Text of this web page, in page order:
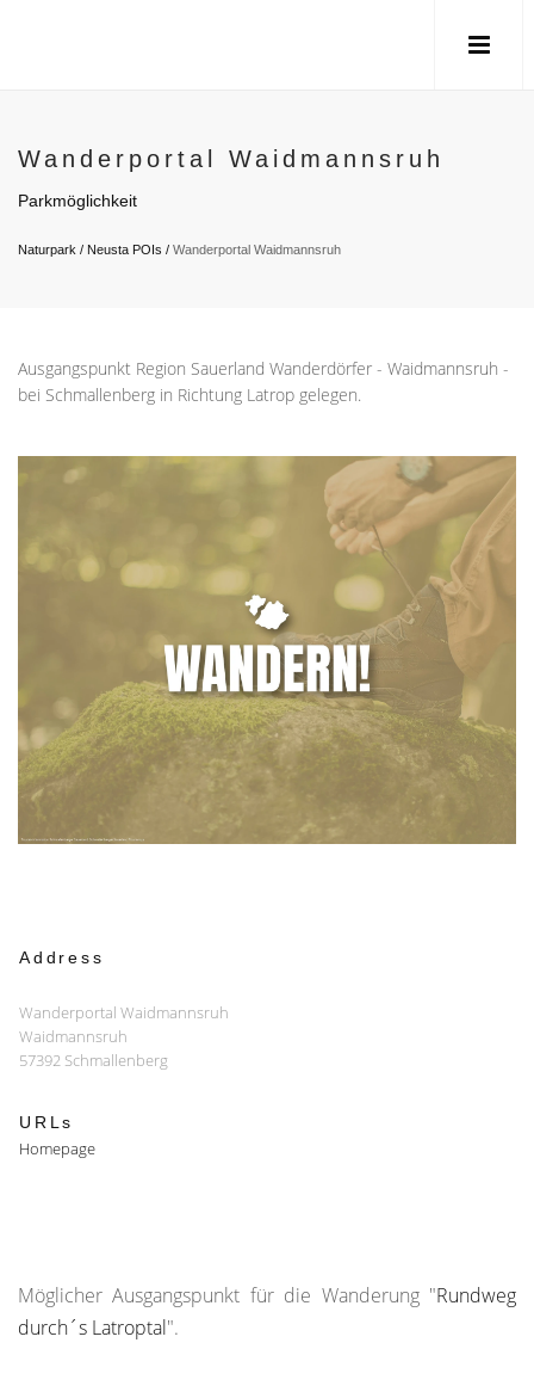
Wanderportal Waidmannsruh
Parkmöglichkeit
Naturpark / Neusta POIs / Wanderportal Waidmannsruh
Ausgangspunkt Region Sauerland Wanderdörfer - Waidmannsruh -
bei Schmallenberg in Richtung Latrop gelegen.
Address
Wanderportal Waidmannsruh
Waidmannsruh
57392 Schmallenberg
URLs
Homepage
Möglicher Ausgangspunkt für die Wanderung "Rundweg
durch´s Latroptal".